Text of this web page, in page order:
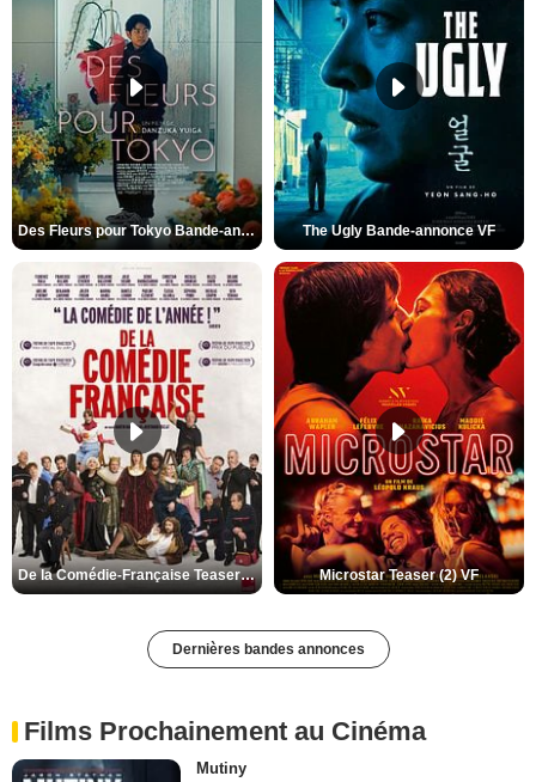
Des Fleurs pour Tokyo Bande-annonce VO STFR The Ugly Bande-annonce VF
De la Comédie-Française Teaser (3) VF Microstar Teaser (2) VF
Dernières bandes annonces
Films Prochainement au Cinéma
Mutiny